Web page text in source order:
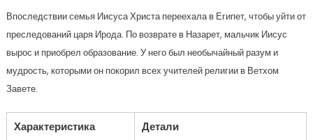
Впоследствии семья Иисуса Христа переехала в Египет, чтобы уйти от
преследований царя Ирода. По возврате в Назарет, мальчик Иисус
вырос и приобрел образование. У него был необычайный разум и
мудрость, которыми он покорил всех учителей религии в Ветхом
Завете.
Характеристика
Детали